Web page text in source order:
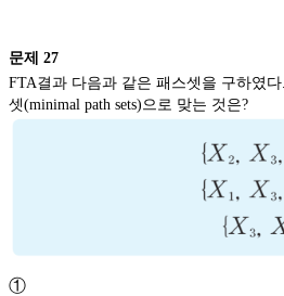
문제 27
FTA결과 다음과 같은 패스셋을 구하였다.
셋(minimal path sets)으로 맞는 것은?
①